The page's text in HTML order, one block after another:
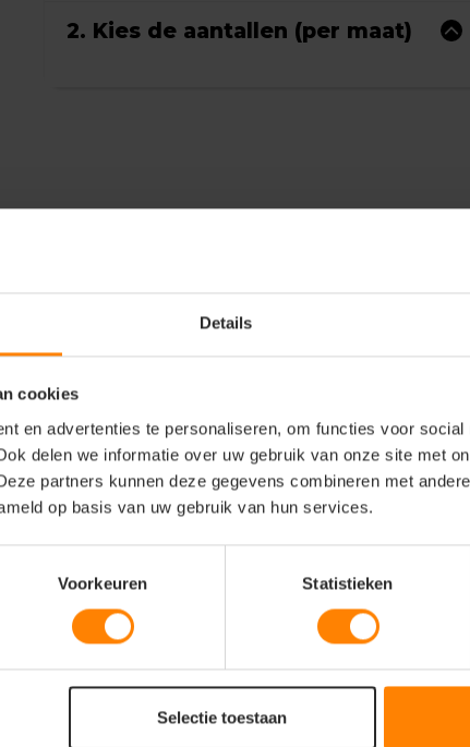
Details
cookies
en advertenties te personaliseren, om functies voor social
delen we informatie over uw gebruik van onze site met
partners kunnen deze gegevens combineren met
op basis van uw gebruik van hun services.
Voorkeuren Statistieken
Selectie toestaan
2. Kies de aantallen (per maat)
kleur"},{"pp":"Borst